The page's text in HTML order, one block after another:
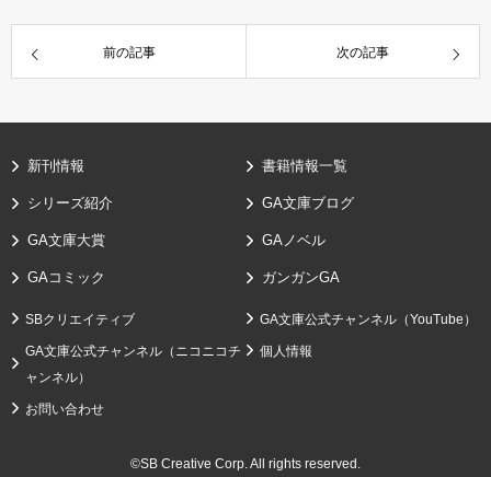
前の記事 次の記事
新刊情報 書籍情報一覧
シリーズ紹介 GA文庫ブログ
GA文庫大賞 GAノベル
GAコミック ガンガンGA
SBクリエイティブ GA文庫公式チャンネル（YouTube）
GA文庫公式チャンネル（ニコニコチ
ャンネル）
個人情報
お問い合わせ
©SB Creative Corp. All rights reserved.